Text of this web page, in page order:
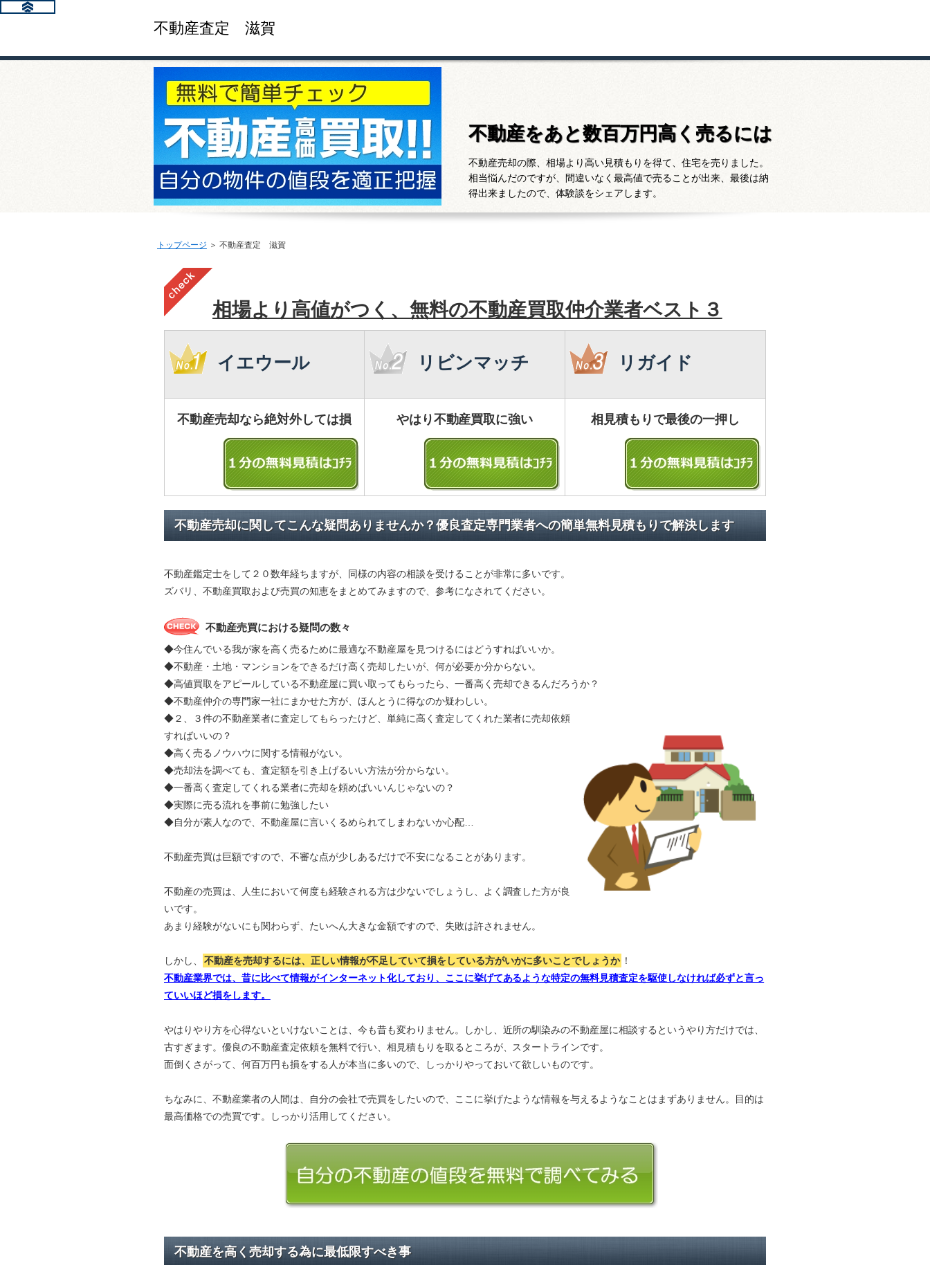
不動産査定 滋賀
不動産をあと数百万円高く売るには
不動産売却の際、相場より高い見積もりを得て、住宅を売りました。
相当悩んだのですが、間違いなく最高値で売ることが出来、最後は納
得出来ましたので、体験談をシェアします。
トップページ ＞ 不動産査定 滋賀
相場より高値がつく、無料の不動産買取仲介業者ベスト３
イエウール リビンマッチ リガイド
不動産売却なら絶対外しては損 やはり不動産買取に強い 相見積もりで最後の一押し
不動産売却に関してこんな疑問ありませんか？優良査定専門業者への簡単無料見積もりで解決します
不動産鑑定士をして２０数年経ちますが、同様の内容の相談を受けることが非常に多いです。
ズバリ、不動産買取および売買の知恵をまとめてみますので、参考になされてください。
不動産売買における疑問の数々
◆今住んでいる我が家を高く売るために最適な不動産屋を見つけるにはどうすればいいか。
◆不動産・土地・マンションをできるだけ高く売却したいが、何が必要か分からない。
◆高値買取をアピールしている不動産屋に買い取ってもらったら、一番高く売却できるんだろうか？
◆不動産仲介の専門家一社にまかせた方が、ほんとうに得なのか疑わしい。
◆２、３件の不動産業者に査定してもらったけど、単純に高く査定してくれた業者に売却依頼
すればいいの？
◆高く売るノウハウに関する情報がない。
◆売却法を調べても、査定額を引き上げるいい方法が分からない。
◆一番高く査定してくれる業者に売却を頼めばいいんじゃないの？
◆実際に売る流れを事前に勉強したい
◆自分が素人なので、不動産屋に言いくるめられてしまわないか心配…
不動産売買は巨額ですので、不審な点が少しあるだけで不安になることがあります。
不動産の売買は、人生において何度も経験される方は少ないでしょうし、よく調査した方が良
いです。
あまり経験がないにも関わらず、たいへん大きな金額ですので、失敗は許されません。
しかし、 不動産を売却するには、正しい情報が不足していて損をしている方がいかに多いことでしょうか ！
不動産業界では、昔に比べて情報がインターネット化しており、ここに挙げてあるような特定の無料見積査定を駆使しなければ必ずと言っ
ていいほど損をします。
やはりやり方を心得ないといけないことは、今も昔も変わりません。しかし、近所の馴染みの不動産屋に相談するというやり方だけでは、
古すぎます。優良の不動産査定依頼を無料で行い、相見積もりを取るところが、スタートラインです。
面倒くさがって、何百万円も損をする人が本当に多いので、しっかりやっておいて欲しいものです。
ちなみに、不動産業者の人間は、自分の会社で売買をしたいので、ここに挙げたような情報を与えるようなことはまずありません。目的は
最高価格での売買です。しっかり活用してください。
不動産を高く売却する為に最低限すべき事